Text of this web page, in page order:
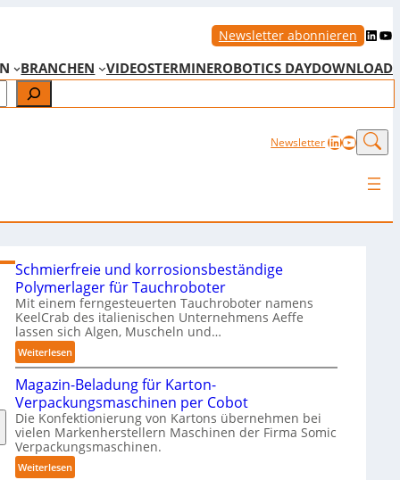
Newsletter abonnieren LinkedIn YouTube
BRANCHEN VIDEOSTERMINEROBOTICS DAYDOWNLOAD
NewsletterLinkedIn
Schmierfreie und korrosionsbeständige
Polymerlager für Tauchroboter
Mit einem ferngesteuerten Tauchroboter namens
KeelCrab des italienischen Unternehmens Aeffe
lassen sich Algen, Muscheln und…
Weiterlesen:
S
c
h
m
i
e
r
Magazin-Beladung für Karton-
Verpackungsmaschinen per Cobot
Die Konfektionierung von Kartons übernehmen bei
vielen Markenherstellern Maschinen der Firma Somic
Verpackungsmaschinen.
Weiterlesen: